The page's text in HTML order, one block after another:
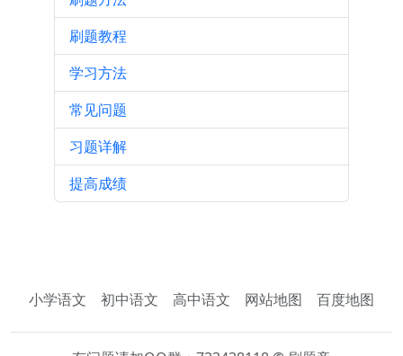
刷题教程
学习方法
常见问题
习题详解
提高成绩
小学语文 初中语文 高中语文 网站地图 百度地图